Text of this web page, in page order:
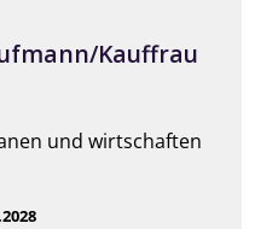
Kauffrau
und wirtschaften